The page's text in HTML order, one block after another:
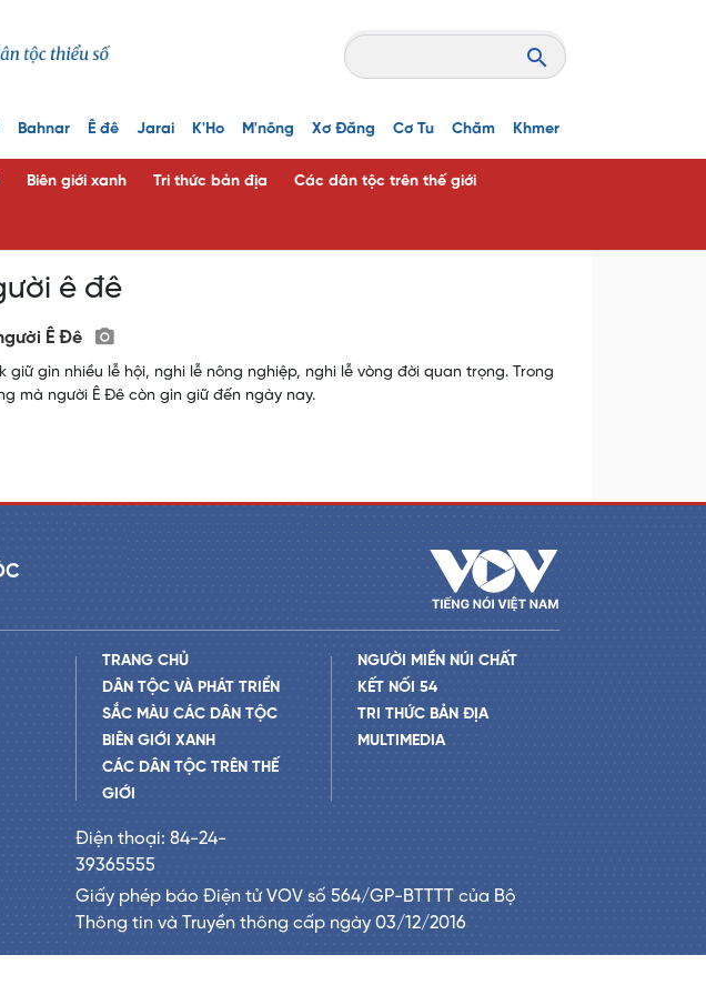
Bahnar Ê đê Jarai K'Ho M'nông Xơ Đăng Cơ Tu Chăm Khmer
Biên giới xanh Tri thức bản địa Các dân tộc trên thế giới
ê đê
Ê Đê
giữ gìn nhiều lễ hội, nghi lễ nông nghiệp, nghi lễ vòng đời quan trọng. Trong
mà người Ê Đê còn gìn giữ đến ngày nay.
TRANG CHỦ
DÂN TỘC VÀ PHÁT TRIỂN
SẮC MÀU CÁC DÂN TỘC
BIÊN GIỚI XANH
CÁC DÂN TỘC TRÊN THẾ
GIỚI
NGƯỜI MIỀN NÚI CHẤT
KẾT NỐI 54
TRI THỨC BẢN ĐỊA
MULTIMEDIA
Điện thoại: 84-24-
39365555
Giấy phép báo Điện tử VOV số 564/GP-BTTTT của Bộ
Thông tin và Truyền thông cấp ngày 03/12/2016